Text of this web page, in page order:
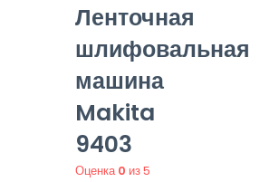
Ленточная
шлифовальная
машина
Makita
9403
Оценка0 из 5